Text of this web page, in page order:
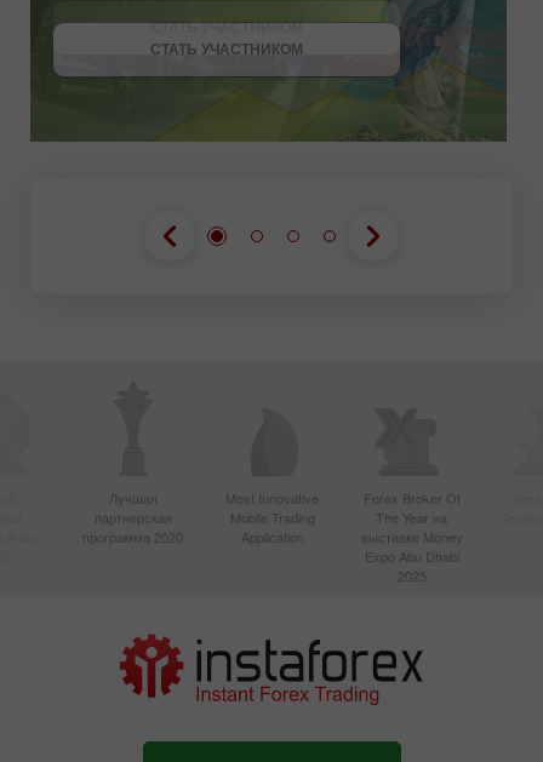
СТАТЬ УЧАСТНИКОМ
СТАТЬ УЧАСТНИКОМ
ПОЛУЧИТЬ БОНУС
Лучшая
партнерская
программа 2020
Most Innovative
Mobile Trading
Application
Forex Broker Of
The Year на
выставке Money
Expo Abu Dhabi
2025